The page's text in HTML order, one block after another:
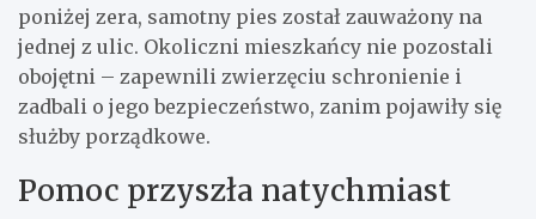
poniżej zera, samotny pies został zauważony na
jednej z ulic. Okoliczni mieszkańcy nie pozostali
obojętni – zapewnili zwierzęciu schronienie i
zadbali o jego bezpieczeństwo, zanim pojawiły się
służby porządkowe.
Pomoc przyszła natychmiast